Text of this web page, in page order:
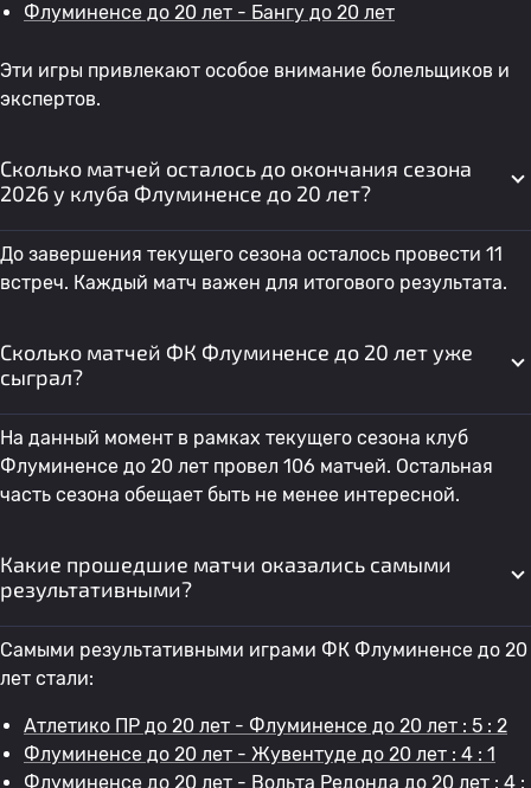
Флуминенсе до 20 лет - Бангу до 20 лет
Эти игры привлекают особое внимание болельщиков и
экспертов.
Сколько матчей осталось до окончания сезона
2026 у клуба Флуминенсе до 20 лет?
До завершения текущего сезона осталось провести 11
встреч. Каждый матч важен для итогового результата.
Сколько матчей ФК Флуминенсе до 20 лет уже
сыграл?
На данный момент в рамках текущего сезона клуб
Флуминенсе до 20 лет провел 106 матчей. Остальная
часть сезона обещает быть не менее интересной.
Какие прошедшие матчи оказались самыми
результативными?
Самыми результативными играми ФК Флуминенсе до 20
лет стали:
Атлетико ПР до 20 лет - Флуминенсе до 20 лет : 5 : 2
Флуминенсе до 20 лет - Жувентуде до 20 лет : 4 : 1
Флуминенсе до 20 лет - Вольта Редонда до 20 лет : 4 :